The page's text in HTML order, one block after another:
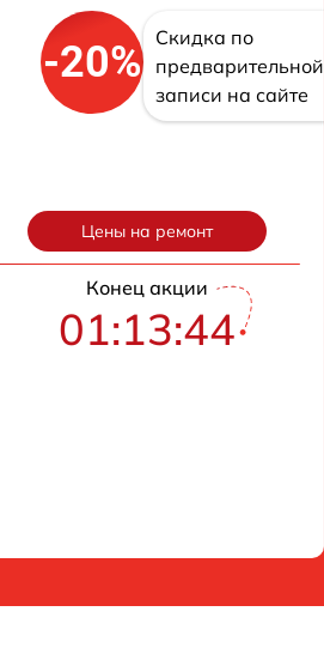
-20%
Скидка по
предварительной
записи на сайте
Цены на ремонт
Конец акции
01:13:43